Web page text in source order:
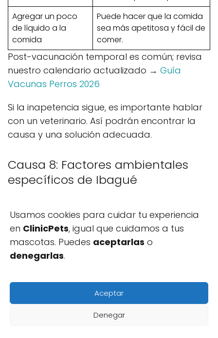
Usamos cookies para cuidar tu experiencia
en ClinicPets, igual que cuidamos a tus
mascotas. Puedes aceptarlas o
denegarlas.
Aceptar
Denegar
Agregar un poco
de líquido a la
comida
Puede hacer que la comida
sea más apetitosa y fácil de
comer.
Post-vacunación temporal es común; revisa
nuestro calendario actualizado → Guía
Vacunas Perros 2026
Si la inapetencia sigue, es importante hablar
con un veterinario. Así podrán encontrar la
causa y una solución adecuada.
Causa 8: Factores ambientales
específicos de Ibagué
influir en el apetito de los perros. Los cambios
de temperatura y la humedad pueden
disminuir el deseo de comer.
en la ciudad
Ibagué tiene muchas clínicas y hospitales
veterinarios bien equipados. Entre los recursos